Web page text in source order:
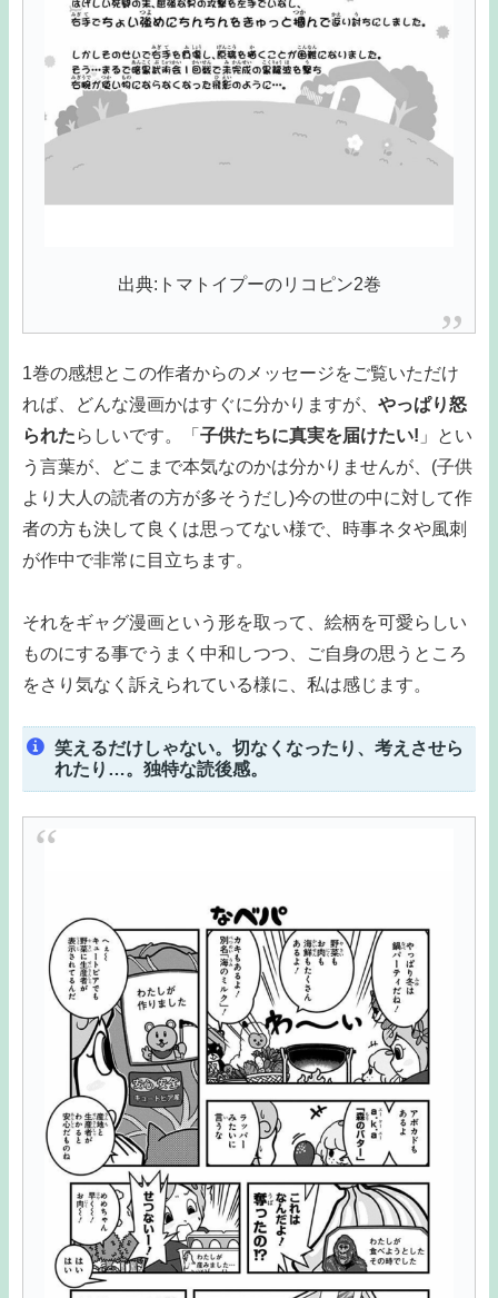
出典:トマトイプーのリコピン2巻
1巻の感想とこの作者からのメッセージをご覧いただけ
れば、どんな漫画かはすぐに分かりますが、 やっぱり怒
られたらしいです。「 子供たちに真実を届けたい! 」とい
う言葉が、どこまで本気なのかは分かりませんが、(子供
より大人の読者の方が多そうだし)今の世の中に対して作
者の方も決して良くは思ってない様で、時事ネタや風刺
が作中で非常に目立ちます。
それをギャグ漫画という形を取って、絵柄を可愛らしい
ものにする事でうまく中和しつつ、ご自身の思うところ
をさり気なく訴えられている様に、私は感じます。
笑えるだけしゃない。切なくなったり、考えさせら
れたり…。独特な読後感。